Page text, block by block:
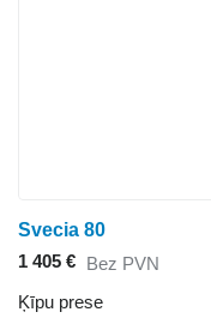
Svecia 80
1 405 € Bez PVN
Ķīpu prese